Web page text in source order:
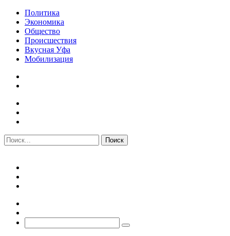
Политика
Экономика
Общество
Происшествия
Вкусная Уфа
Мобилизация